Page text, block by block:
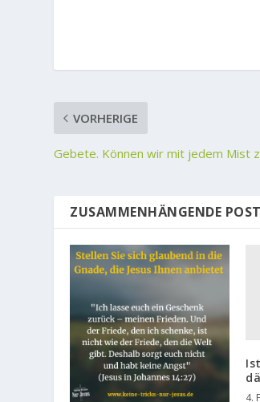
VORHERIGE
Gebete. Können wir mit jedem Mist
ZUSAMMENHÄNGENDE
4.